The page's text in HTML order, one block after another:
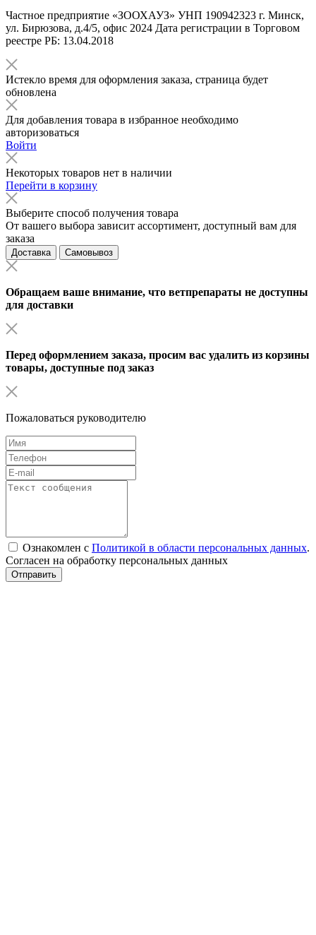
Частное предприятие «ЗООХАУЗ» УНП 190942323 г. Минск,
ул. Бирюзова, д.4/5, офис 2024 Дата регистрации в Торговом
реестре РБ: 13.04.2018
Истекло время для оформления заказа, страница будет
обновлена
Для добавления товара в избранное необходимо
авторизоваться
Войти
Некоторых товаров нет в наличии
Перейти в корзину
Выберите способ получения товара
От вашего выбора зависит ассортимент, доступный вам для
заказа
Доставка Самовывоз
Обращаем ваше внимание, что ветпрепараты не доступны
для доставки
Перед оформлением заказа, просим вас удалить из корзины
товары, доступные под заказ
Пожаловаться руководителю
Ознакомлен с Политикой в области персональных данных.
Согласен на обработку персональных данных
Отправить